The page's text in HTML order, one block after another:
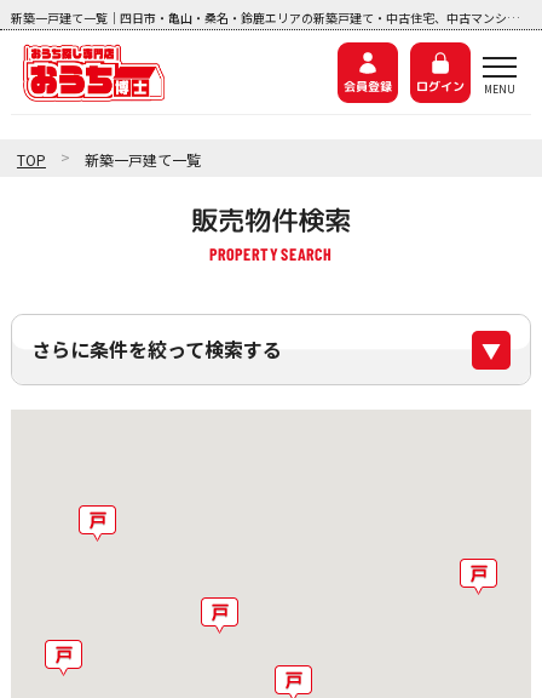
新築一戸建て一覧｜四日市・亀山・桑名・鈴鹿エリアの新築戸建て・中古住宅、中古マンション、土地探しなら『おうち博士ナビ』
会員登録 ログイン
TOP > 新築一戸建て一覧
販売物件検索
さらに条件を絞って検索する